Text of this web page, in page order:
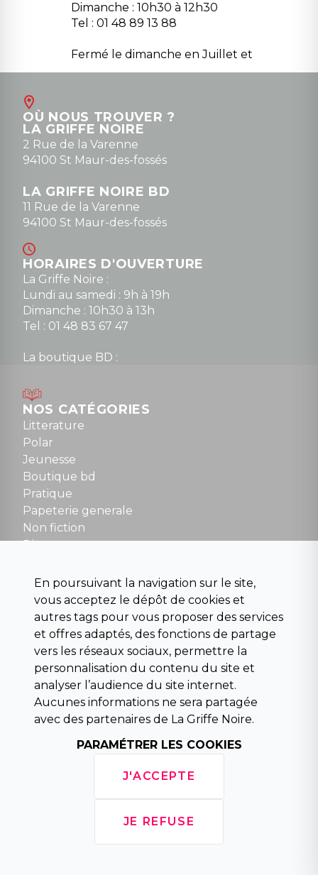
Dimanche : 10h30 à 12h30
Tel : 01 48 89 13 88
Fermé le dimanche en Juillet et
Août
contact@la-griffe-noire.com
0148836747
OÙ NOUS TROUVER ?
LA GRIFFE NOIRE
2 Rue de la Varenne
94100 St Maur-des-fossés
LA GRIFFE NOIRE BD
11 Rue de la Varenne
94100 St Maur-des-fossés
HORAIRES D'OUVERTURE
La Griffe Noire :
Lundi au samedi : 9h à 19h
Dimanche : 10h30 à 13h
Tel : 01 48 83 67 47
La boutique BD :
Mardi au samedi : 10h à 13h / 14h à 19h
Dimanche : 10h30 à 12h30
Tel : 01 48 89 13 88
NOUS CONTACTER
contact@la-griffe-noire.com
NOS CATÉGORIES
Litterature
Polar
Jeunesse
Boutique bd
Pratique
Papeterie generale
Non fiction
Divers
Beaux livres et art
Para scolaire
Histoire
Pochoteque
Pleiade
INFORMATIONS
Droit de rétractation
Conditions générales de vente
Horaires d'ouverture
Politique de confidentialité
En poursuivant la navigation sur le site,
vous acceptez le dépôt de cookies et
autres tags pour vous proposer des services
et offres adaptés, des fonctions de partage
vers les réseaux sociaux, permettre la
personnalisation du contenu du site et
analyser l’audience du site internet.
Aucunes informations ne sera partagée
avec des partenaires de La Griffe Noire.
PARAMÉTRER LES COOKIES
J'ACCEPTE
JE REFUSE